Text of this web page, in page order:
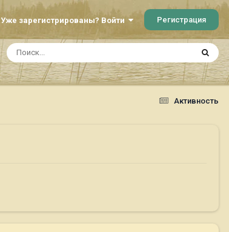
Уже зарегистрированы? Войти Регистрация
Активность